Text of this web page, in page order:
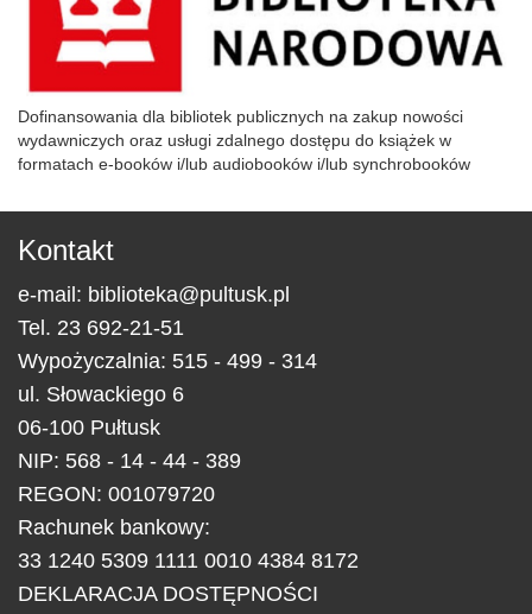
Dofinansowania dla bibliotek publicznych na zakup nowości
wydawniczych oraz usługi zdalnego dostępu do książek w
formatach e-booków i/lub audiobooków i/lub synchrobooków
Kontakt
e-mail: biblioteka@pultusk.pl
Tel. 23 692-21-51
Wypożyczalnia: 515 - 499 - 314
ul. Słowackiego 6
06-100 Pułtusk
NIP: 568 - 14 - 44 - 389
REGON: 001079720
Rachunek bankowy:
33 1240 5309 1111 0010 4384 8172
DEKLARACJA DOSTĘPNOŚCI